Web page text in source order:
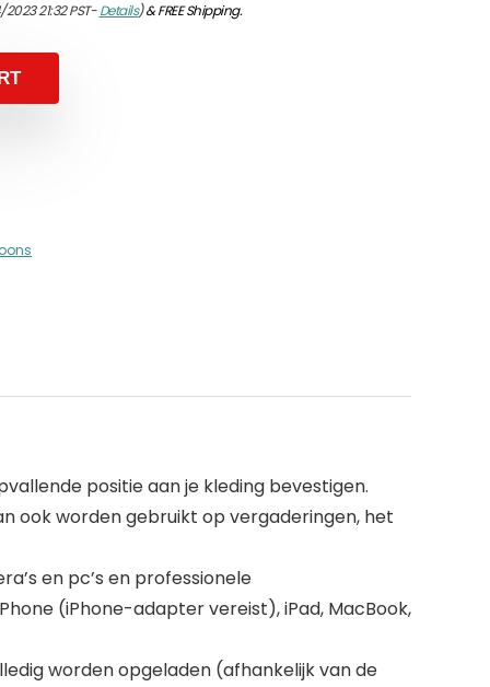
21:32 PST-Details)&FREE Shipping.
positie aan je kleding bevestigen.
ook worden gebruikt op vergaderingen, het
en pc’s en professionele
(iPhone-adapter vereist), iPad, MacBook,
worden opgeladen (afhankelijk van de